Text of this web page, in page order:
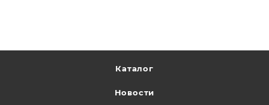
Каталог
Новости